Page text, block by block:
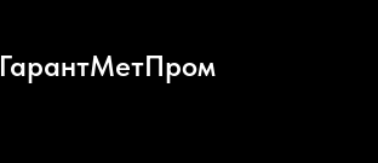
ГарантМетПром